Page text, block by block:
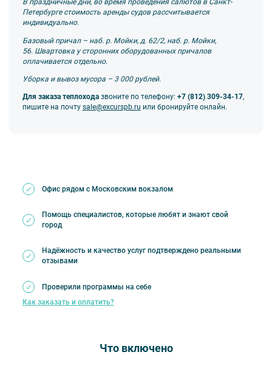
В праздничные дни, во время проведения салютов в Санкт-
Петербурге стоимость аренды судов рассчитывается
индивидуально.
Базовый причал – наб. р. Мойки, д. 62/2, наб. р. Мойки,
56. Швартовка у сторонних оборудованных причалов
оплачивается отдельно.
Уборка и вывоз мусора – 3 000 рублей.
Для заказа теплоходазвоните по телефону: +7 (812) 309-34-17,
пишите на почту sale@excurspb.ru или бронируйте онлайн.
Офис рядом с Московским вокзалом
Помощь специалистов, которые любят и знают свой
город
Надёжность и качество услуг подтверждено реальными
отзывами
Проверили программы на себе
Как заказать и оплатить?
Что включено